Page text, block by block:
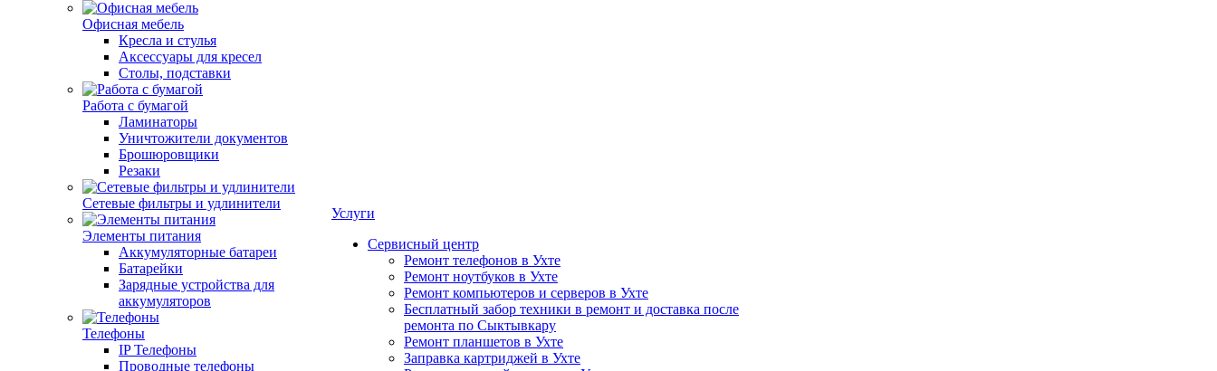
Офисная мебель
Кресла и стулья
Аксессуары для кресел
Столы, подставки
Работа с бумагой
Ламинаторы
Уничтожители документов
Брошюровщики
Резаки
Сетевые фильтры и удлинители
Элементы питания
Аккумуляторные батареи
Батарейки
Зарядные устройства для
аккумуляторов
Телефоны
IP Телефоны
Проводные телефоны
Услуги
Сервисный центр
Ремонт телефонов в Ухте
Ремонт ноутбуков в Ухте
Ремонт компьютеров и серверов в Ухте
Бесплатный забор техники в ремонт и доставка после
ремонта по Сыктывкару
Ремонт планшетов в Ухте
Заправка картриджей в Ухте